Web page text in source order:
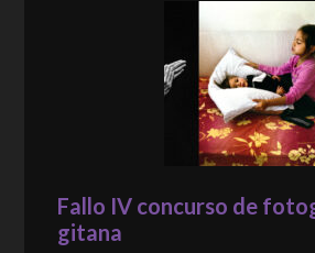
Fallo IV concurso de
gitana